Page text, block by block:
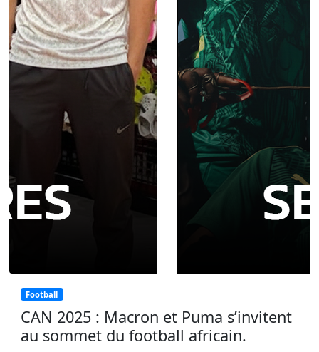
Football
CAN 2025 : Macron et Puma s’invitent
au sommet du football africain.